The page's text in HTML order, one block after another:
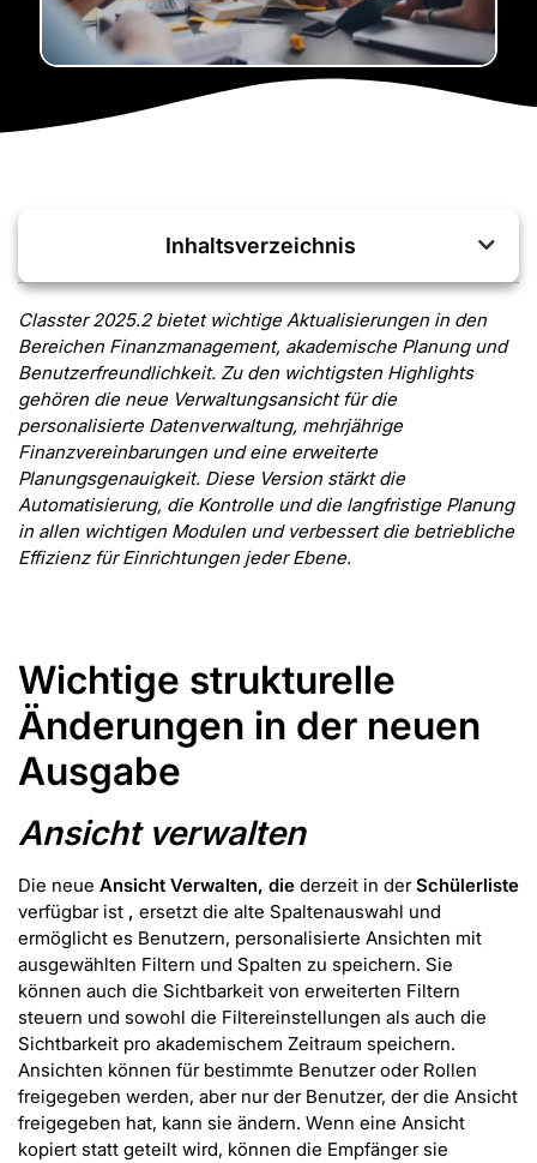
Inhaltsverzeichnis
Classter 2025.2 bietet wichtige Aktualisierungen in den
Bereichen Finanzmanagement, akademische Planung und
Benutzerfreundlichkeit. Zu den wichtigsten Highlights
gehören die neue Verwaltungsansicht für die
personalisierte Datenverwaltung, mehrjährige
Finanzvereinbarungen und eine erweiterte
Planungsgenauigkeit. Diese Version stärkt die
Automatisierung, die Kontrolle und die langfristige Planung
in allen wichtigen Modulen und verbessert die betriebliche
Effizienz für Einrichtungen jeder Ebene.
Wichtige strukturelle
Änderungen in der neuen
Ausgabe
Ansicht verwalten
Die neue Ansicht Verwalten, die derzeit in derSchülerliste
verfügbar ist , ersetzt die alte Spaltenauswahl und
ermöglicht es Benutzern, personalisierte Ansichten mit
ausgewählten Filtern und Spalten zu speichern. Sie
können auch die Sichtbarkeit von erweiterten Filtern
steuern und sowohl die Filtereinstellungen als auch die
Sichtbarkeit pro akademischem Zeitraum speichern.
Ansichten können für bestimmte Benutzer oder Rollen
freigegeben werden, aber nur der Benutzer, der die Ansicht
freigegeben hat, kann sie ändern. Wenn eine Ansicht
kopiert statt geteilt wird, können die Empfänger sie